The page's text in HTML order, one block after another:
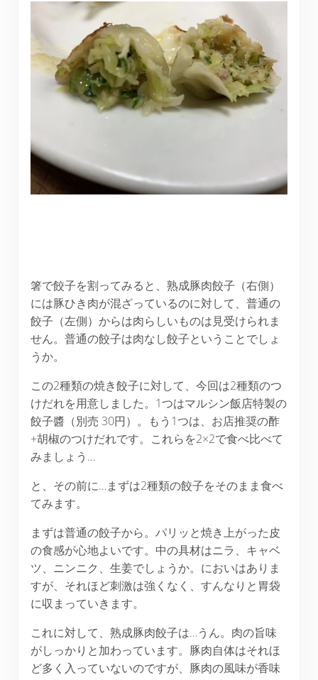
箸で餃子を割ってみると、熟成豚肉餃子（右側）
には豚ひき肉が混ざっているのに対して、普通の
餃子（左側）からは肉らしいものは見受けられま
せん。普通の餃子は肉なし餃子ということでしょ
うか。
この2種類の焼き餃子に対して、今回は2種類のつ
けだれを用意しました。1つはマルシン飯店特製の
餃子醬（別売 30円）。もう1つは、お店推奨の酢
+胡椒のつけだれです。これらを2×2で食べ比べて
みましょう…
と、その前に…まずは2種類の餃子をそのまま食べ
てみます。
まずは普通の餃子から。パリッと焼き上がった皮
の食感が心地よいです。中の具材はニラ、キャベ
ツ、ニンニク、生姜でしょうか。においはありま
すが、それほど刺激は強くなく、すんなりと胃袋
に収まっていきます。
これに対して、熟成豚肉餃子は…うん。肉の旨味
がしっかりと加わっています。豚肉自体はそれほ
ど多く入っていないのですが、豚肉の風味が香味